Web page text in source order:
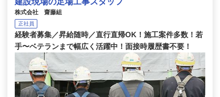
株式会社 齋藤組
正社員
経験者募集／昇給随時／直行直帰OK！施工案件多数！若
手〜ベテランまで幅広く活躍中！面接時履歴書不要！